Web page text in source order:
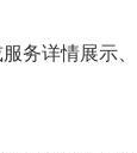
务详情展示、